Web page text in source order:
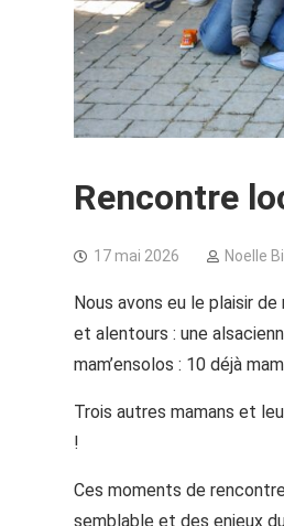
Rencontre
17 mai 2026 Noelle
Nous avons eu le plaisir
et alentours : une
mam’ensolos : 10 déjà
Trois autres mamans et
!
Ces moments de
semblable et des enjeux